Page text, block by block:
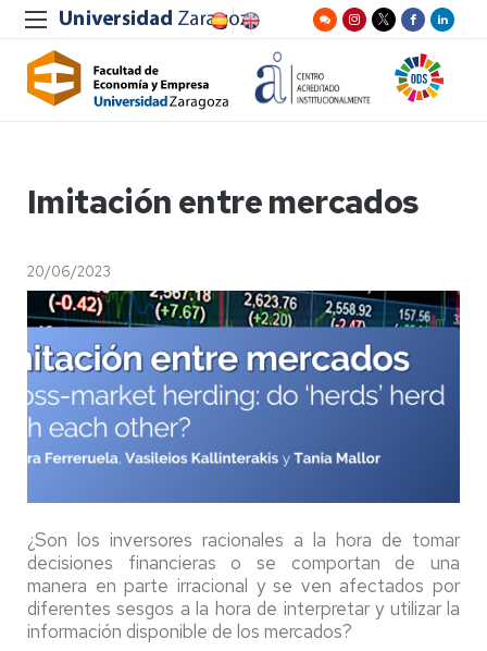
Imitación entre mercados
20/06/2023
¿Son los inversores racionales a la hora de tomar
decisiones financieras o se comportan de una
manera en parte irracional y se ven afectados por
diferentes sesgos a la hora de interpretar y utilizar la
información disponible de los mercados?